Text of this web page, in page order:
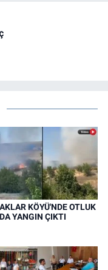
KÖYÜ'NDE OTLUK
YANGIN ÇIKTI